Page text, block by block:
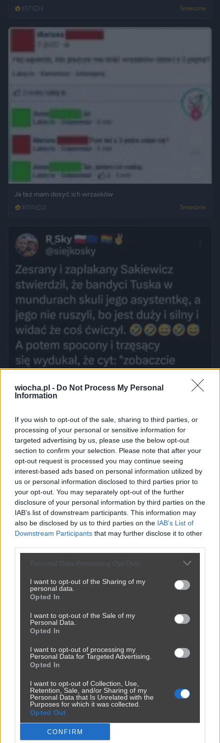
wiocha.pl - Do Not Process My Personal
Information
If you wish to opt-out of the sale, sharing to third parties, or
processing of your personal or sensitive information for
targeted advertising by us, please use the below opt-out
section to confirm your selection. Please note that after your
opt-out request is processed you may continue seeing
interest-based ads based on personal information utilized by
us or personal information disclosed to third parties prior to
your opt-out. You may separately opt-out of the further
disclosure of your personal information by third parties on the
IAB’s list of downstream participants. This information may
also be disclosed by us to third parties on the IAB’s List of
Downstream Participants that may further disclose it to other
Personal Data Processing Opt Outs
I want to opt-out of the Sharing of my
personal data.
Opted In
I want to opt-out of the Sale of my
Personal Data.
Opted In
I want to opt-out of processing my
Personal Data for Targeted Advertising.
Opted In
I want to opt-out of Collection, Use,
Retention, Sale, and/or Sharing of my
Personal Data that Is Unrelated with the
Purposes for which it was collected.
Opted Out
CONFIRM
3571 2 Śmieszne
Ja też mam dosyć ich wrzasków
3050 2 Śmieszne